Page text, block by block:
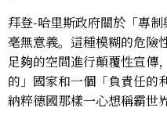
拜登-哈里斯政府關於「專
毫無意義。這種模糊的危險
足夠的空間進行顛覆性宣傳
的」國家和一個「負責任的
納粹德國那樣一心想稱霸世